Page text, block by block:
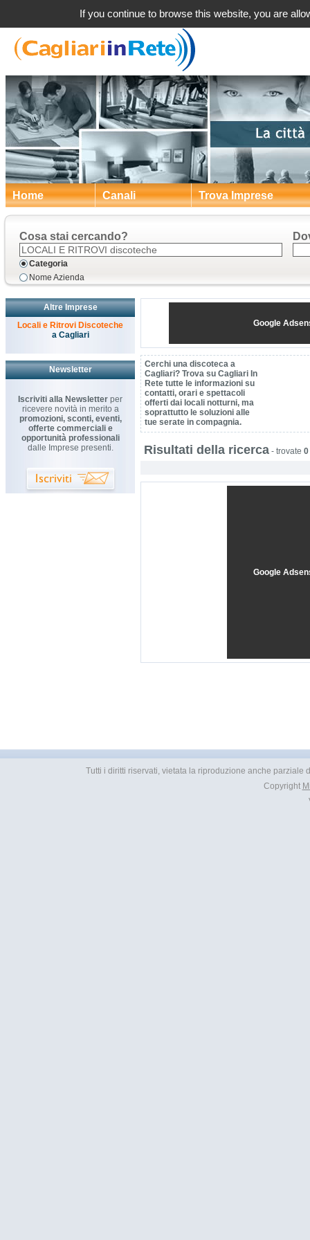
Home Canali Trova Imprese
Cosa stai cercando?
Categoria
Nome Azienda
Altre Imprese
Locali e Ritrovi Discoteche
a Cagliari
Newsletter
Iscriviti alla Newsletter per
ricevere novità in merito a
promozioni, sconti, eventi,
offerte commerciali e
opportunità professionali
dalle Imprese presenti.
Google
Cerchi una discoteca a
Cagliari? Trova su Cagliari In
Rete tutte le informazioni su
contatti, orari e spettacoli
offerti dai locali notturni, ma
soprattutto le soluzioni alle
tue serate in compagnia.
Risultati della ricerca - trovate 0
Google
Tutti i diritti riservati, vietata la riproduzione anche
Copyright
If you continue to browse this website, you are